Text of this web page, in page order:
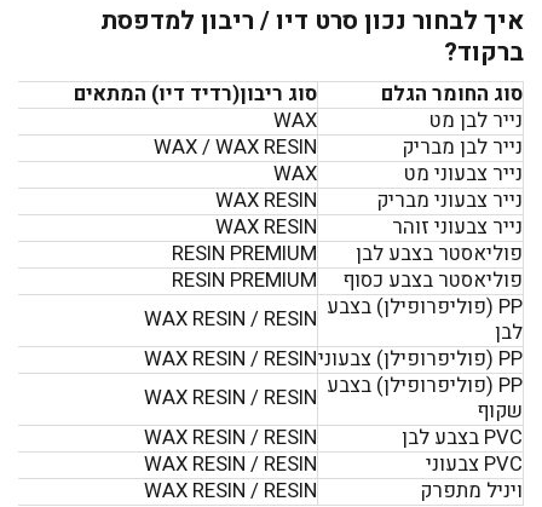
איך לבחור נכון סרט דיו / ריבון למדפסת
ברקוד?
סוג החומר הגלם
סוג ריבון(רדיד דיו) המתאים
נייר לבן מט
WAX
נייר לבן מבריק
WAX / WAX RESIN
נייר צבעוני מט
WAX
נייר צבעוני מבריק
WAX RESIN
נייר צבעוני זוהר
WAX RESIN
פוליאסטר בצבע לבן
RESIN PREMIUM
פוליאסטר בצבע כסוף
RESIN PREMIUM
PP (פוליפרופילן) בצבע
לבן
WAX RESIN / RESIN
PP (פוליפרופילן) צבעוני
WAX RESIN / RESIN
PP (פוליפרופילן) בצבע
שקוף
WAX RESIN / RESIN
PVC בצבע לבן
WAX RESIN / RESIN
PVC צבעוני
WAX RESIN / RESIN
ויניל מתפרק
WAX RESIN / RESIN